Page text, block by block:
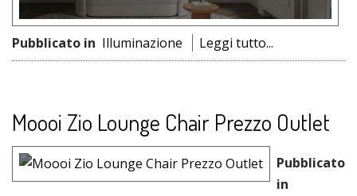
Pubblicato in Illuminazione Leggi tutto...
Moooi Zio Lounge Chair Prezzo Outlet
Pubblicato
in